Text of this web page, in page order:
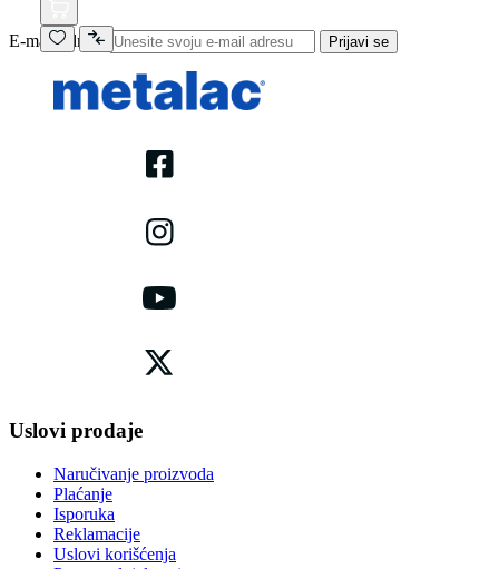
E-mail adresa Prijavi se
Uslovi prodaje
Naručivanje proizvoda
Plaćanje
Isporuka
Reklamacije
Uslovi korišćenja